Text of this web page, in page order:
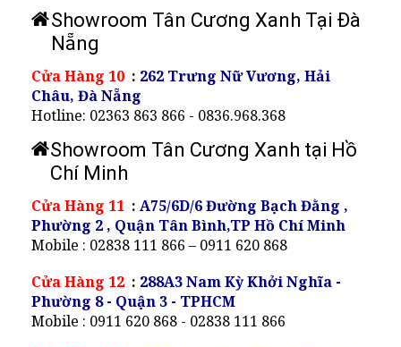
Showroom Tân Cương Xanh Tại Đà
Nẵng
Cửa Hàng 10 : 262 Trưng Nữ Vương, Hải
Châu, Đà Nẵng
Hotline: 02363 863 866 - 0836.968.368
Showroom Tân Cương Xanh tại Hồ
Chí Minh
Cửa Hàng 11 : A75/6D/6 Đường Bạch Đằng ,
Phường 2 , Quận Tân Bình,TP Hồ Chí Minh
Mobile : 02838 111 866 – 0911 620 868
Cửa Hàng 12 : 288A3 Nam Kỳ Khởi Nghĩa -
Phường 8 - Quận 3 - TPHCM
Mobile : 0911 620 868 - 02838 111 866